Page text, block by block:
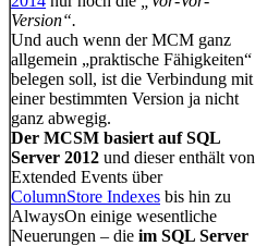
Version“.
Und auch wenn der MCM ganz
allgemein „praktische Fähigkeiten“
belegen soll, ist die Verbindung mit
einer bestimmten Version ja nicht
ganz abwegig.
Der MCSM basiert auf SQL
Server 2012 und dieser enthält von
Extended Events über
ColumnStore Indexes bis hin zu
AlwaysOn einige wesentliche
Neuerungen – die im SQL Server